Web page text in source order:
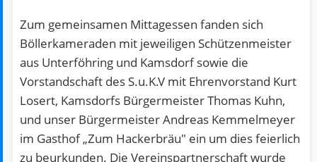
Zum gemeinsamen Mittagessen fanden sich
Böllerkameraden mit jeweiligen Schützenmeister
aus Unterföhring und Kamsdorf sowie die
Vorstandschaft des S.u.K.V mit Ehrenvorstand Kurt
Losert, Kamsdorfs Bürgermeister Thomas Kuhn,
und unser Bürgermeister Andreas Kemmelmeyer
im Gasthof „Zum Hackerbräu" ein um dies feierlich
zu beurkunden. Die Vereinspartnerschaft wurde